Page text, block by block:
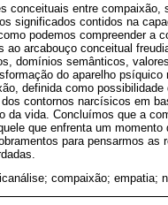
conceituais entre
significados contidos na
podemos compreender a
ao arcabouço conceitual
domínios semânticos,
do aparelho
definida como
contornos narcísicos em
da vida. Concluímos que a
que enfrenta um
para pensarmos
compaixão; empatia;